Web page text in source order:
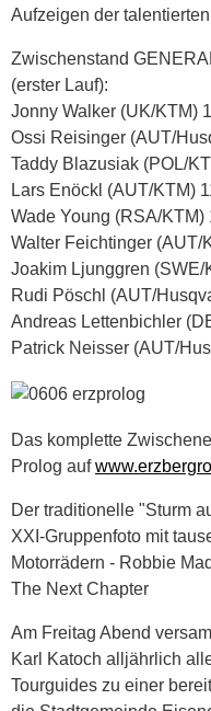
Aufzeigen der
Zwischenstand
(erster Lauf):
Jonny Walker (UK/KTM)
Ossi Reisinger (AUT/
Taddy Blazusiak (POL/
Lars Enöckl (AUT/KTM)
Wade Young (RSA/KTM)
Walter Feichtinger (AUT/
Joakim Ljunggren (SWE/
Rudi Pöschl (AUT/
Andreas Lettenbichler
Patrick Neisser (AUT/
Das komplette
Prolog auf
Der traditionelle "Sturm
XXI-Gruppenfoto mit
Motorrädern - Robbie
The Next Chapter
Am Freitag Abend
Karl Katoch alljährlich
Tourguides zu einer